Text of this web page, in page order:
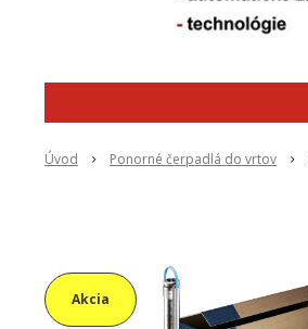
Úvod Ponorné čerpadlá do vrtov
Akcia